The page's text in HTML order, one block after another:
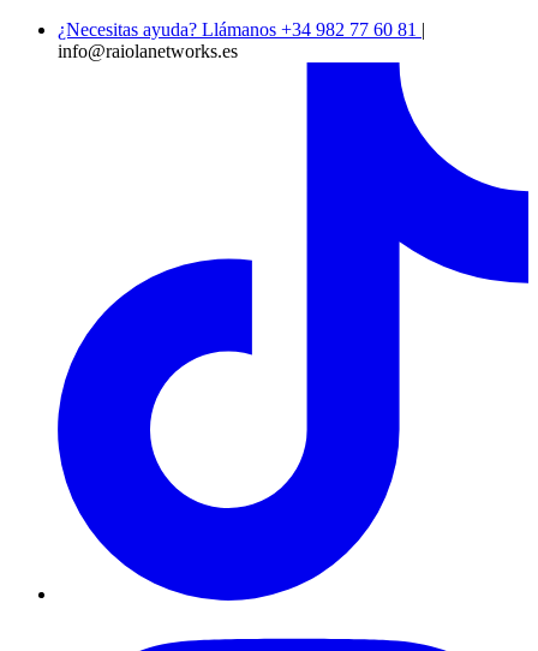
¿Necesitas ayuda? Llámanos +34 982 77 60 81 |
info@raiolanetworks.es